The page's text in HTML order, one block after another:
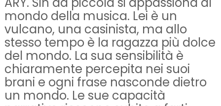
mondo della musica. Lei è un
vulcano, una casinista, ma allo
stesso tempo è la ragazza più dolce
del mondo. La sua sensibilità è
chiaramente percepita nei suoi
brani e ogni frase nasconde dietro
un mondo. Le sue capacità